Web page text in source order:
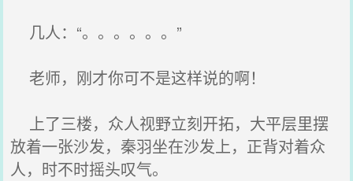
几人：“。。。。。。”
老师，刚才你可不是这样说的啊！
上了三楼，众人视野立刻开拓，大平层里摆
放着一张沙发，秦羽坐在沙发上，正背对着众
人，时不时摇头叹气。